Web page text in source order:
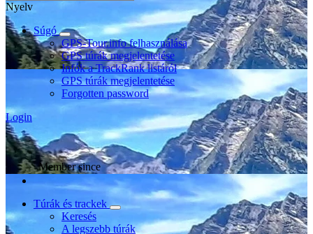
Nyelv
Súgó
GPS-Tour.info felhasználása
GPS túrák megjelentetése
Infók a TrackRank listáról
GPS túrák megjelentetése
Forgotten password
Login
Member since
Túrák és trackek
Keresés
A legszebb túrák